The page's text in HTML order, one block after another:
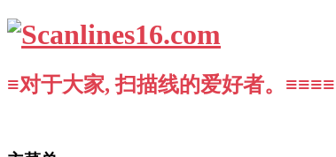
≡对于大家, 扫描线的爱好者。≡≡≡≡